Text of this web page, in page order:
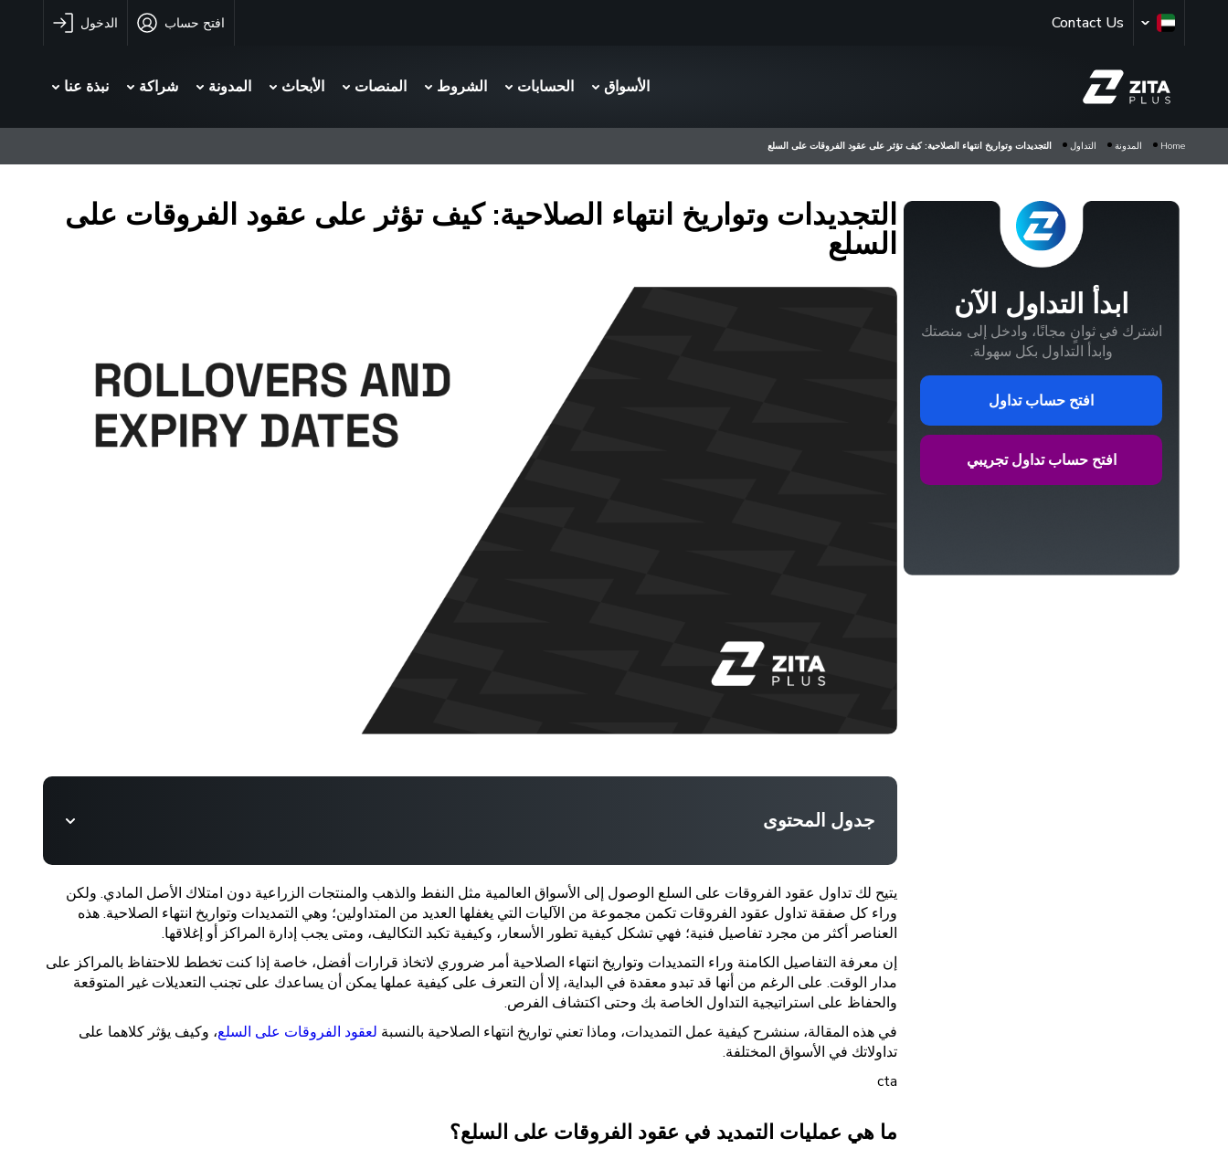
Contact Us افتح حساب الدخول
الأسواق الحسابات الشروط المنصات الأبحاث المدونة شراكة نبذة عنا
Home المدونة التداول التجديدات وتواريخ انتهاء الصلاحية: كيف تؤثر على عقود الفروقات على السلع
ابدأ التداول الآن
اشترك في ثوانٍ مجانًا، وادخل إلى منصتك
وابدأ التداول بكل سهولة.
افتح حساب تداول
افتح حساب تداول تجريبي
التجديدات وتواريخ انتهاء الصلاحية: كيف تؤثر على عقود الفروقات على
السلع
جدول المحتوى
يتيح لك تداول عقود الفروقات على السلع الوصول إلى الأسواق العالمية مثل النفط والذهب والمنتجات الزراعية دون امتلاك الأصل المادي. ولكن
وراء كل صفقة تداول عقود الفروقات تكمن مجموعة من الآليات التي يغفلها العديد من المتداولين؛ وهي التمديدات وتواريخ انتهاء الصلاحية. هذه
العناصر أكثر من مجرد تفاصيل فنية؛ فهي تشكل كيفية تطور الأسعار، وكيفية تكبد التكاليف، ومتى يجب إدارة المراكز أو إغلاقها.
إن معرفة التفاصيل الكامنة وراء التمديدات وتواريخ انتهاء الصلاحية أمر ضروري لاتخاذ قرارات أفضل، خاصة إذا كنت تخطط للاحتفاظ بالمراكز على
مدار الوقت. على الرغم من أنها قد تبدو معقدة في البداية، إلا أن التعرف على كيفية عملها يمكن أن يساعدك على تجنب التعديلات غير المتوقعة
والحفاظ على استراتيجية التداول الخاصة بك وحتى اكتشاف الفرص.
في هذه المقالة، سنشرح كيفية عمل التمديدات، وماذا تعني تواريخ انتهاء الصلاحية بالنسبة لعقود الفروقات على السلع، وكيف يؤثر كلاهما على
تداولاتك في الأسواق المختلفة.
cta
ما هي عمليات التمديد في عقود الفروقات على السلع؟